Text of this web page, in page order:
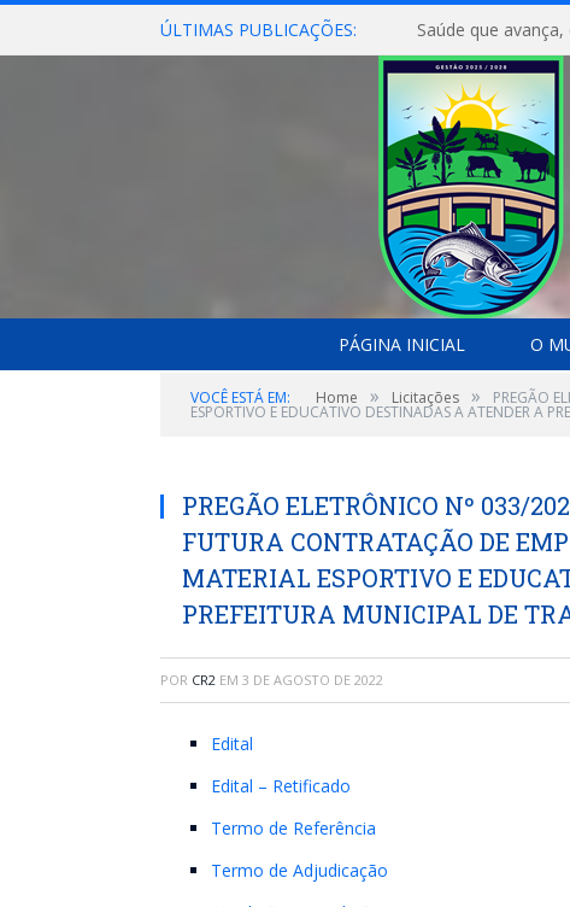
ÚLTIMAS PUBLICAÇÕES: Saúde que
PÁGINA INICIAL O
VOCÊ ESTÁ EM: Home » Licitações » PREGÃO
ESPORTIVO E EDUCATIVO DESTINADAS A ATENDER A
PREGÃO ELETRÔNICO Nº 033/
FUTURA CONTRATAÇÃO DE
MATERIAL ESPORTIVO E
PREFEITURA MUNICIPAL DE
POR CR2 EM 3 DE AGOSTO DE 2022
Edital
Edital – Retificado
Termo de Referência
Termo de Adjudicação